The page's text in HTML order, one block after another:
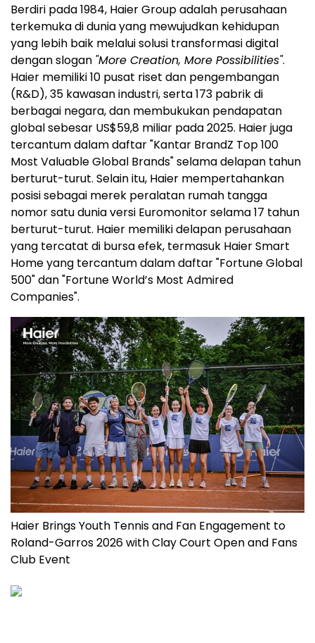
Berdiri pada 1984, Haier Group adalah perusahaan
terkemuka di dunia yang mewujudkan kehidupan
yang lebih baik melalui solusi transformasi digital
dengan slogan "More Creation, More Possibilities".
Haier memiliki 10 pusat riset dan pengembangan
(R&D), 35 kawasan industri, serta 173 pabrik di
berbagai negara, dan membukukan pendapatan
global sebesar US$59,8 miliar pada 2025. Haier juga
tercantum dalam daftar "Kantar BrandZ Top 100
Most Valuable Global Brands" selama delapan tahun
berturut-turut. Selain itu, Haier mempertahankan
posisi sebagai merek peralatan rumah tangga
nomor satu dunia versi Euromonitor selama 17 tahun
berturut-turut. Haier memiliki delapan perusahaan
yang tercatat di bursa efek, termasuk Haier Smart
Home yang tercantum dalam daftar "Fortune Global
500" dan "Fortune World’s Most Admired
Companies".
Haier Brings Youth Tennis and Fan Engagement to
Roland-Garros 2026 with Clay Court Open and Fans
Club Event